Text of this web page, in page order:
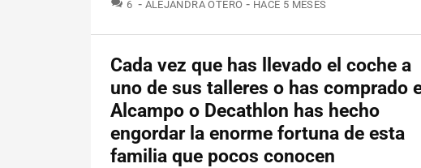
6 ALEJANDRA OTERO HACE 5 MESES
Cada vez que has llevado el coche a
uno de sus talleres o has comprado
Alcampo o Decathlon has hecho
engordar la enorme fortuna de esta
familia que pocos conocen